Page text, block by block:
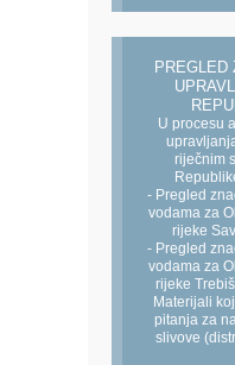
PREGLED
U procesu
riječnim
- Pregled
vodama za
rijeke
- Pregled
vodama za
rijeke
Materijali
pitanja za
slivove